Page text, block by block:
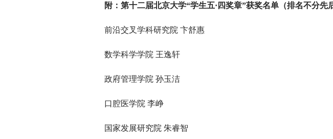
附： 第十二届北京大学“学生五·四奖章”获奖名单（排名不分先
前沿交叉学科研究院 卞舒惠
数学科学学院 王逸轩
政府管理学院 孙玉洁
口腔医学院 李峥
国家发展研究院 朱睿智